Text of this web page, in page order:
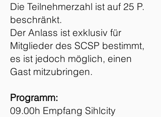
Die Teilnehmerzahl ist auf 25 P.
beschränkt.
Der Anlass ist exklusiv für
Mitglieder des SCSP bestimmt,
es ist jedoch möglich, einen
Gast mitzubringen.
Programm:
09.00h Empfang Sihlcity